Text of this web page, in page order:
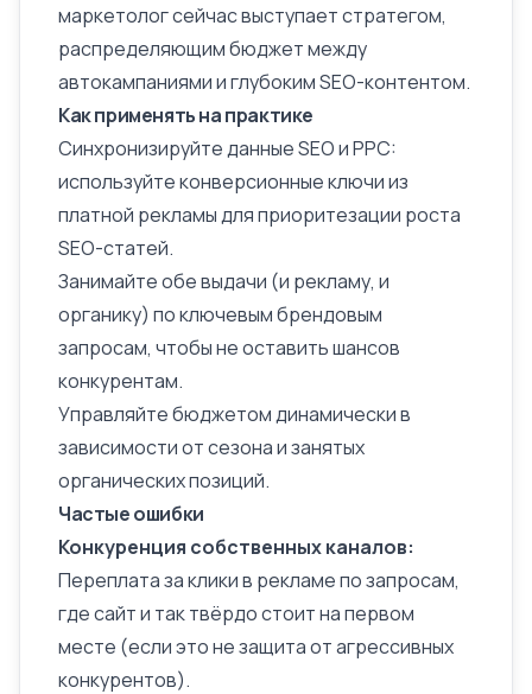
маркетолог сейчас выступает стратегом,
распределяющим бюджет между
автокампаниями и глубоким SEO-контентом.
Как применять на практике
Синхронизируйте данные SEO и PPC:
используйте конверсионные ключи из
платной рекламы для приоритезации роста
SEO-статей.
Занимайте обе выдачи (и рекламу, и
органику) по ключевым брендовым
запросам, чтобы не оставить шансов
конкурентам.
Управляйте бюджетом динамически в
зависимости от сезона и занятых
органических позиций.
Частые ошибки
Конкуренция собственных каналов:
Переплата за клики в рекламе по запросам,
где сайт и так твёрдо стоит на первом
месте (если это не защита от агрессивных
конкурентов).